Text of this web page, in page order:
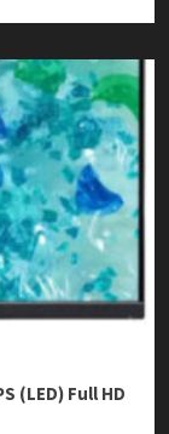
(LED) Full HD